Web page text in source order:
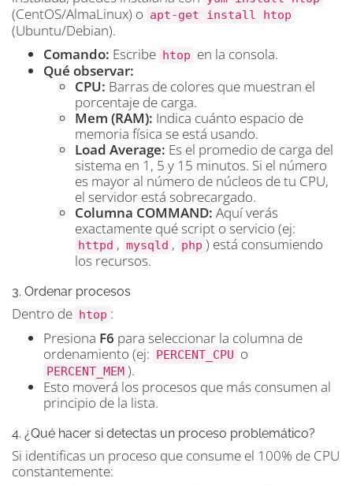
(CentOS/AlmaLinux) o apt-get install htop
(Ubuntu/Debian).
Comando: Escribe htop en la consola.
Qué observar:
CPU: Barras de colores que muestran el
porcentaje de carga.
Mem (RAM): Indica cuánto espacio de
memoria física se está usando.
Load Average: Es el promedio de carga del
sistema en 1, 5 y 15 minutos. Si el número
es mayor al número de núcleos de tu CPU,
el servidor está sobrecargado.
Columna COMMAND: Aquí verás
exactamente qué script o servicio (ej:
httpd , mysqld , php ) está consumiendo
los recursos.
3. Ordenar procesos
Dentro de htop :
Presiona F6 para seleccionar la columna de
ordenamiento (ej: PERCENT_CPU o
PERCENT_MEM ).
Esto moverá los procesos que más consumen al
principio de la lista.
4. ¿Qué hacer si detectas un proceso problemático?
Si identificas un proceso que consume el 100% de CPU
constantemente: